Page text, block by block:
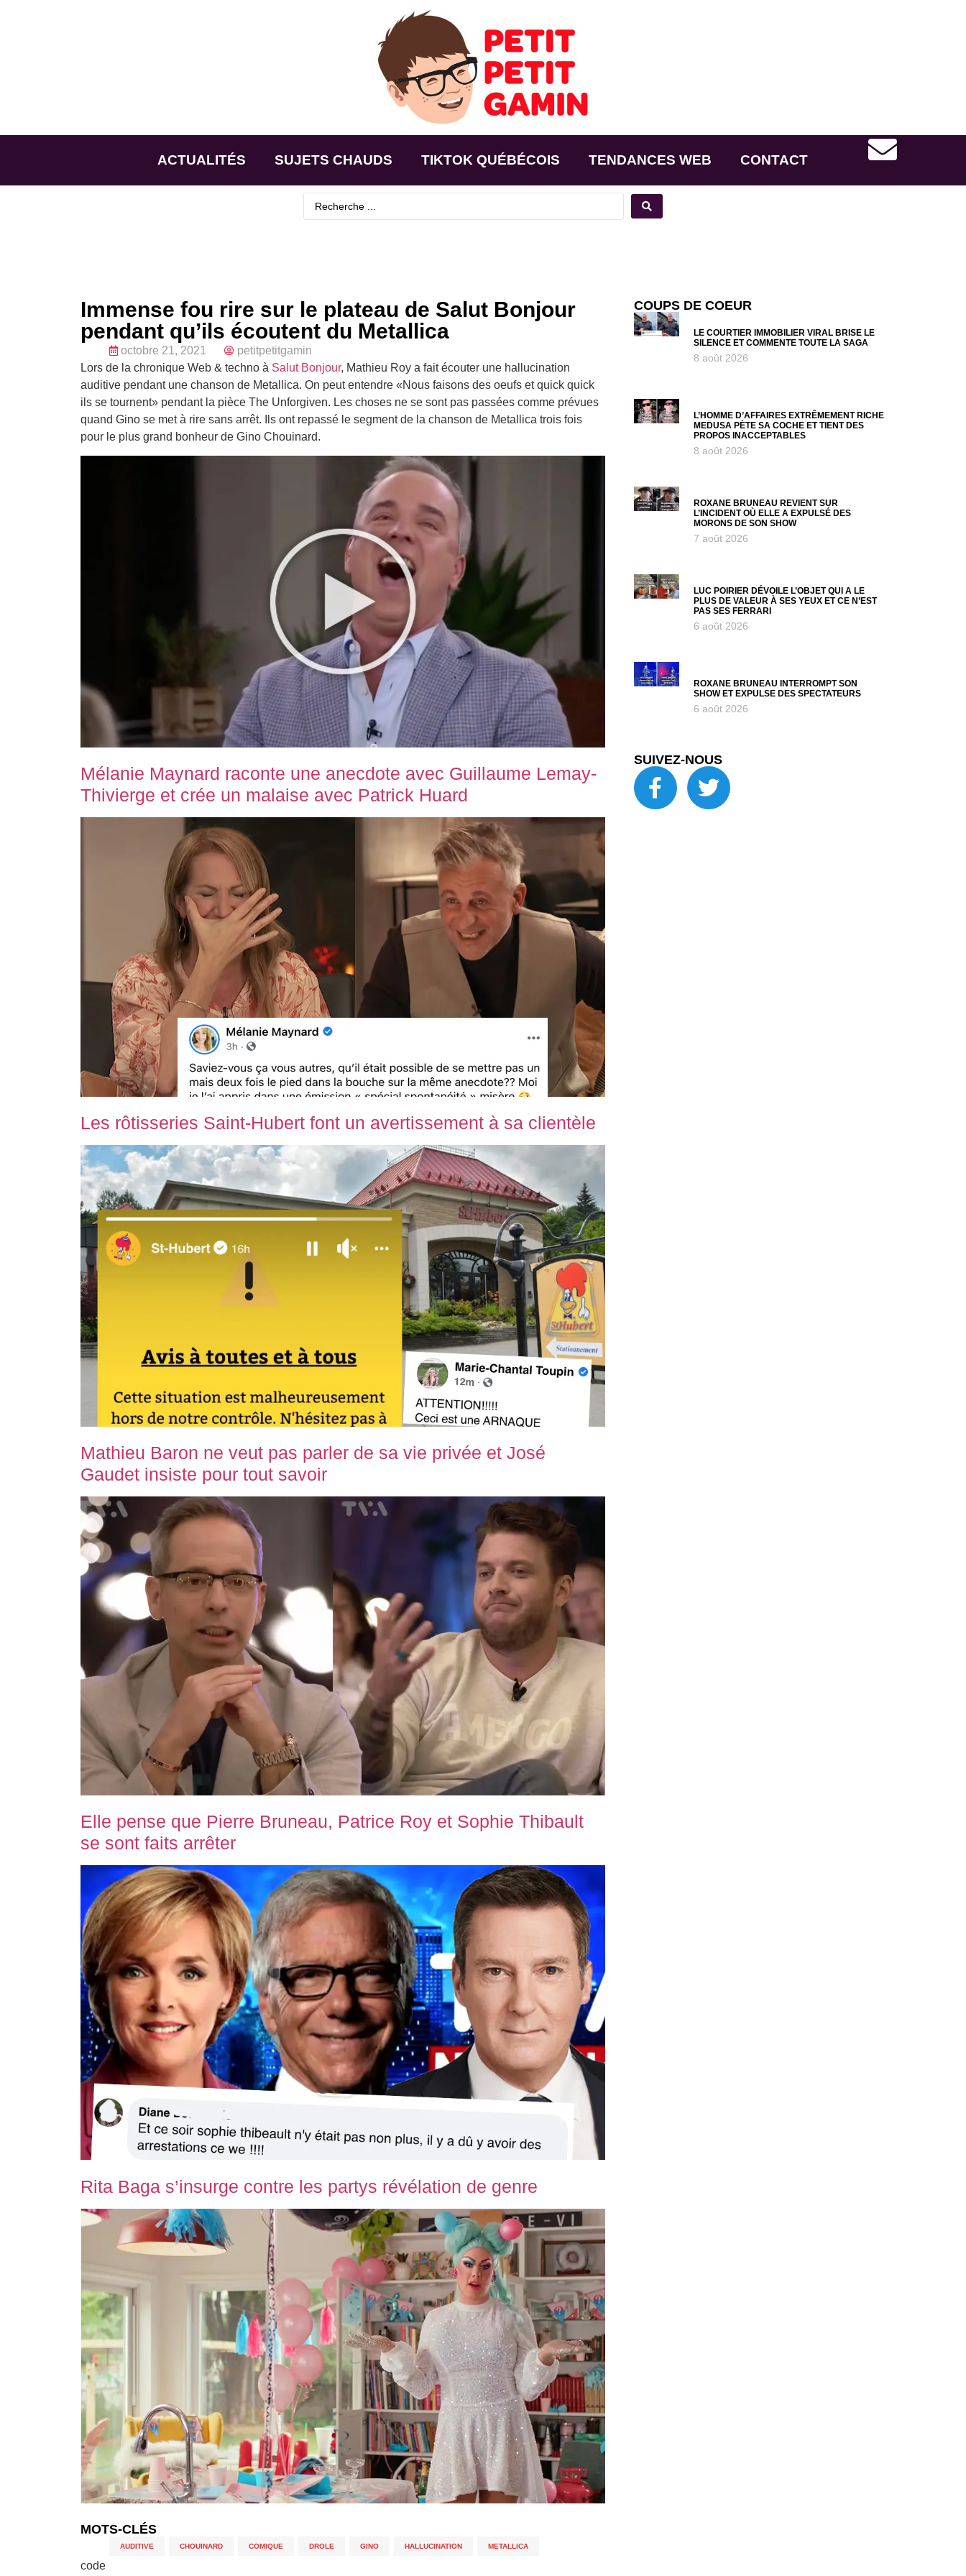
ACTUALITÉS SUJETS CHAUDS TIKTOK QUÉBÉCOIS TENDANCES WEB CONTACT
Immense fou rire sur le plateau de Salut Bonjour
pendant qu’ils écoutent du Metallica
octobre 21, 2021
petitpetitgamin
Lors de la chronique Web & techno à Salut Bonjour, Mathieu Roy a fait écouter une hallucination
auditive pendant une chanson de Metallica. On peut entendre «Nous faisons des oeufs et quick quick
ils se tournent» pendant la pièce The Unforgiven. Les choses ne se sont pas passées comme prévues
quand Gino se met à rire sans arrêt. Ils ont repassé le segment de la chanson de Metallica trois fois
pour le plus grand bonheur de Gino Chouinard.
Mélanie Maynard raconte une anecdote avec Guillaume Lemay-
Thivierge et crée un malaise avec Patrick Huard
Les rôtisseries Saint-Hubert font un avertissement à sa clientèle
Mathieu Baron ne veut pas parler de sa vie privée et José
Gaudet insiste pour tout savoir
Elle pense que Pierre Bruneau, Patrice Roy et Sophie Thibault
se sont faits arrêter
Rita Baga s’insurge contre les partys révélation de genre
MOTS-CLÉS
AUDITIVE CHOUINARD COMIQUE DROLE GINO HALLUCINATION METALLICA
code
COUPS DE COEUR
LE COURTIER IMMOBILIER VIRAL BRISE LE
SILENCE ET COMMENTE TOUTE LA SAGA
8 août 2026
L’HOMME D’AFFAIRES EXTRÊMEMENT RICHE
MEDUSA PÈTE SA COCHE ET TIENT DES
PROPOS INACCEPTABLES
8 août 2026
ROXANE BRUNEAU REVIENT SUR
L’INCIDENT OÙ ELLE A EXPULSÉ DES
MORONS DE SON SHOW
7 août 2026
LUC POIRIER DÉVOILE L’OBJET QUI A LE
PLUS DE VALEUR À SES YEUX ET CE N’EST
PAS SES FERRARI
6 août 2026
ROXANE BRUNEAU INTERROMPT SON
SHOW ET EXPULSE DES SPECTATEURS
6 août 2026
SUIVEZ-NOUS